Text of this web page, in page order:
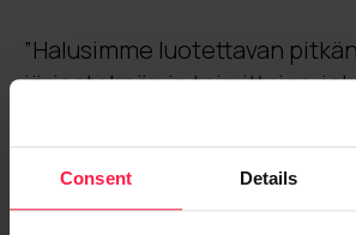
Consent Details
”Halusimme luotettavan
järjestelmän ja toimittajan,
paperiteollisuuden kauppaa
vaatimuksia Euroopassa”,
digitalisaatiosta ja
vastaavaJoonas Lahtiharju